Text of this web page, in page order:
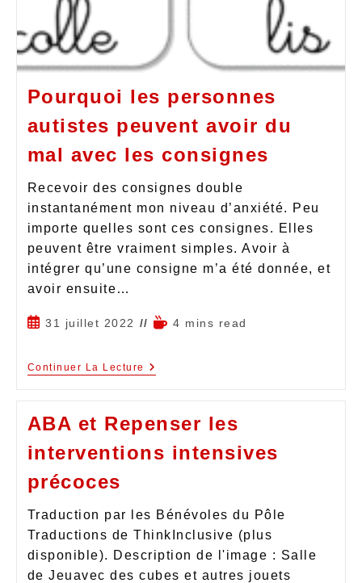
Pourquoi les personnes
autistes peuvent avoir du
mal avec les consignes
Recevoir des consignes double
instantanément mon niveau d’anxiété. Peu
importe quelles sont ces consignes. Elles
peuvent être vraiment simples. Avoir à
intégrer qu’une consigne m’a été donnée, et
avoir ensuite…
31 juillet 2022 4 mins read
Continuer La Lecture
ABA et Repenser les
interventions intensives
précoces
Traduction par les Bénévoles du Pôle
Traductions de ThinkInclusive (plus
disponible). Description de l'image : Salle
de Jeuavec des cubes et autres jouets